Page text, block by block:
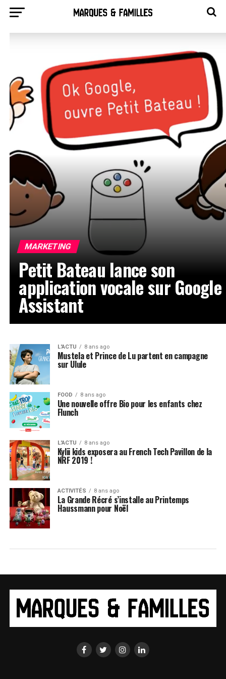
MARKETING
Petit Bateau lance son
application vocale sur Google
Assistant
L'ACTU 8 ans ago
Mustela et Prince de Lu partent en campagne
sur Ulule
FOOD 8 ans ago
Une nouvelle offre Bio pour les enfants chez
Flunch
L'ACTU 8 ans ago
Kylii kids exposera au French Tech Pavillon de la
NRF 2019 !
ACTIVITÉS 8 ans ago
La Grande Récré s’installe au Printemps
Haussmann pour Noël